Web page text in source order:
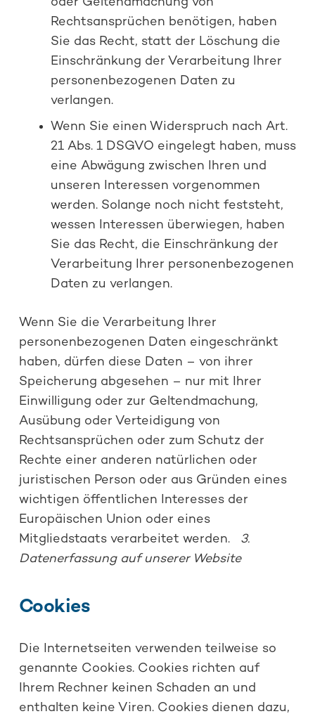
Rechtsansprüchen benötigen, haben
Sie das Recht, statt der Löschung die
Einschränkung der Verarbeitung Ihrer
personenbezogenen Daten zu
verlangen.
Wenn Sie einen Widerspruch nach Art.
21 Abs. 1 DSGVO eingelegt haben, muss
eine Abwägung zwischen Ihren und
unseren Interessen vorgenommen
werden. Solange noch nicht feststeht,
wessen Interessen überwiegen, haben
Sie das Recht, die Einschränkung der
Verarbeitung Ihrer personenbezogenen
Daten zu verlangen.
Wenn Sie die Verarbeitung Ihrer
personenbezogenen Daten eingeschränkt
haben, dürfen diese Daten – von ihrer
Speicherung abgesehen – nur mit Ihrer
Einwilligung oder zur Geltendmachung,
Ausübung oder Verteidigung von
Rechtsansprüchen oder zum Schutz der
Rechte einer anderen natürlichen oder
juristischen Person oder aus Gründen eines
wichtigen öffentlichen Interesses der
Europäischen Union oder eines
Mitgliedstaats verarbeitet werden. 3.
Datenerfassung auf unserer Website
Cookies
Die Internetseiten verwenden teilweise so
genannte Cookies. Cookies richten auf
Ihrem Rechner keinen Schaden an und
enthalten keine Viren. Cookies dienen dazu,